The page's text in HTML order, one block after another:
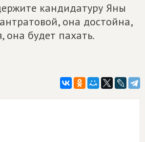
кандидатуру Яны
она достойна,
она будет пахать.